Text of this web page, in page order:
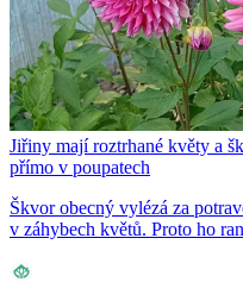
Jiřiny mají roztrhané květy a
přímo v poupatech
Škvor obecný vylézá za
v záhybech květů. Proto ho